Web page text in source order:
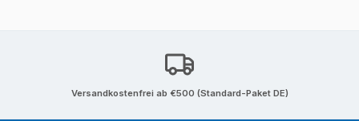
Versandkostenfrei ab €500 (Standard-Paket DE)